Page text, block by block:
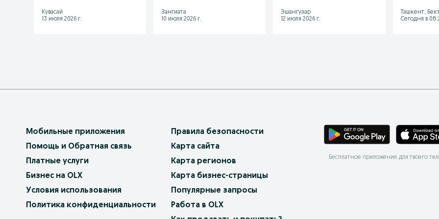
Кувасай
13 июля 2026 г.
Зангиата
10 июля 2026 г.
Эшангузар
12 июля 2026 г.
Ташкент,
Сегодня в
Мобильные приложения
Помощь и Обратная связь
Платные услуги
Бизнес на OLX
Условия использования
Политика конфиденциальности
Правила безопасности
Карта сайта
Карта регионов
Карта бизнес-страницы
Популярные запросы
Работа в OLX
Бесплатное приложение для твоего